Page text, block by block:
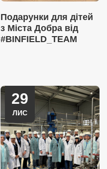
Подарунки для дітей
з Міста Добра від
#BINFIELD_TEAM
29
ЛИС